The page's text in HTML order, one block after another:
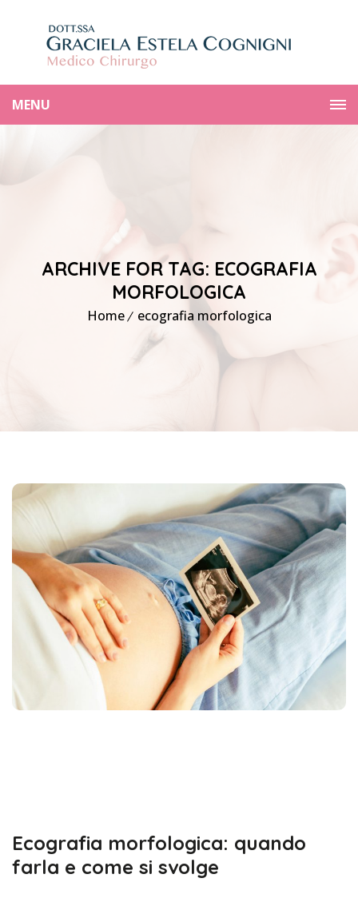
MENU
ARCHIVE FOR TAG: ECOGRAFIA
MORFOLOGICA
Home ecografia morfologica
Ecografia morfologica: quando
farla e come si svolge